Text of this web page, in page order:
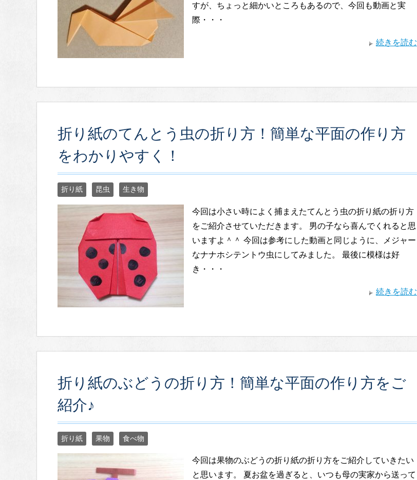
すが、ちょっと細かいところもあるので、今回も動画と実
際・・・
続きを読む
折り紙のてんとう虫の折り方！簡単な平面の作り方
をわかりやすく！
折り紙 昆虫 生き物
今回は小さい時によく捕まえたてんとう虫の折り紙の折り方
をご紹介させていただきます。 男の子なら喜んでくれると思
いますよ＾＾ 今回は参考にした動画と同じように、メジャー
なナナホシテントウ虫にしてみました。 最後に模様は好
き・・・
続きを読む
折り紙のぶどうの折り方！簡単な平面の作り方をご
紹介♪
折り紙 果物 食べ物
今回は果物のぶどうの折り紙の折り方をご紹介していきたい
と思います。 夏お盆を過ぎると、いつも母の実家から送って